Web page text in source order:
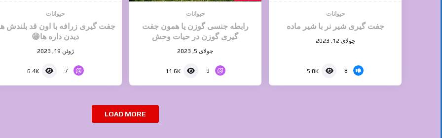
حیوانات
جفت گیری شیر نر با شیر ماده
جولای 12, 2023
8
5.8K
حیوانات
رابطه جنسی گوزن یا همون جفت
گیری گوزن در حیات وحش
جولای 5, 2023
9
11.6K
حیوانات
جفت گیری زرافه با اون قد بلندش
دیدن داره ها😁
ژوئن 19, 2023
7
6.4K
LOAD MORE